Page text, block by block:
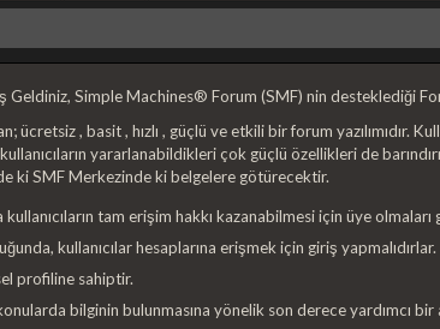
Geldiniz, Simple Machines® Forum (SMF) nin desteklediği
ücretsiz , basit , hızlı , güçlü ve etkili bir forum
kullanıcıların yararlanabildikleri çok güçlü özellikleri de
ki SMF Merkezinde ki belgelere götürecektir.
tam erişim hakkı kazanabilmesi için üye olmaları
kullanıcılar hesaplarına erişmek için giriş yapmalıdırlar.
profiline sahiptir.
bilginin bulunmasına yönelik son derece yardımcı bir